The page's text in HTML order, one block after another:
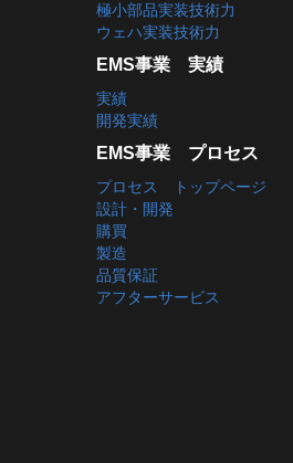
極小部品実装技術力
ウェハ実装技術力
EMS事業 実績
実績
開発実績
EMS事業 プロセス
プロセス トップページ
設計・開発
購買
製造
品質保証
アフターサービス